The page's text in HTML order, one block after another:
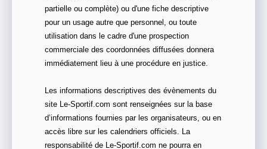
partielle ou complète) ou d'une fiche descriptive
pour un usage autre que personnel, ou toute
utilisation dans le cadre d'une prospection
commerciale des coordonnées diffusées donnera
immédiatement lieu à une procédure en justice.
Les informations descriptives des évènements du
site Le-Sportif.com sont renseignées sur la base
d’informations fournies par les organisateurs, ou en
accès libre sur les calendriers officiels. La
responsabilité de Le-Sportif.com ne pourra en